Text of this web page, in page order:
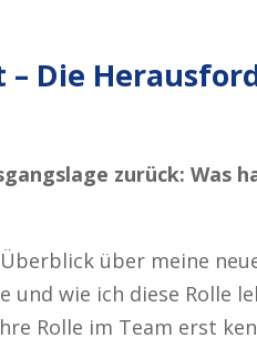
Die
zurück: Was
über meine
wie ich diese Rolle
Rolle im Team erst